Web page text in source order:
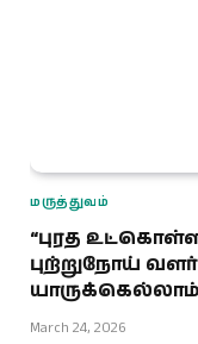
மருத்துவம்
“புரத
புற்றுநோய்
March 24, 2026